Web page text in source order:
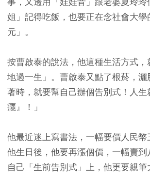
姐」記得吃飯，也要正在念社會大學
元」。
按曹啟泰的說法，他這種生活方式
地過一生」。曹啟泰又點了根菸，
著時，就要幫自己辦個告別式！人生
癮』！」
他最近迷上寫書法，一幅要價人民
他生日後，他要再漲個價，一幅賣
自己「生前告別式」上，他更要親筆